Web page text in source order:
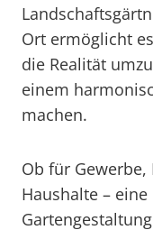
Ort ermöglicht
die Realität
einem
machen.
Ob für
Haushalte –